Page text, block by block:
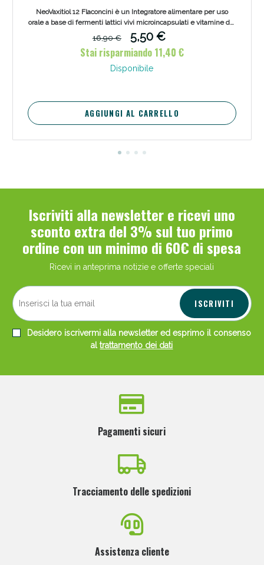
NeoVaxitiol 12 Flaconcini è un Integratore alimentare per uso
orale a base di fermenti lattici vivi microincapsulati e vitamine del
gruppo B. Favorisce l'equilibrio della flora intestinale.
16,90 €
5,50 €
Stai risparmiando 11,40 €
Disponibile
AGGIUNGI AL CARRELLO
Iscriviti alla newsletter e ricevi uno
sconto extra del 3% sul tuo primo
ordine con un minimo di 60€ di spesa
Ricevi in anteprima notizie e offerte speciali
ISCRIVITI
Desidero iscrivermi alla newsletter ed esprimo il consenso
altrattamento dei dati
Pagamenti sicuri
Tracciamento delle spedizioni
Assistenza cliente